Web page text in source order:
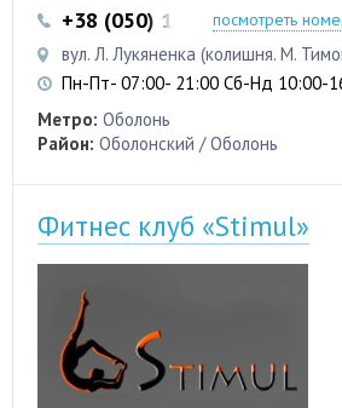
+38 (050) 103 22 22 +38
посмотреть
вул. Л. Лукяненка (колишня. М.
Пн-Пт- 07:00- 21:00 Сб-Нд 10:00-
Метро: Оболонь
Район: Оболонский / Оболонь
Фитнес клуб «Stimul»